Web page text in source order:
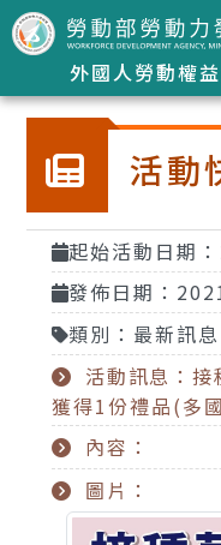
跳到主要內容區塊
外國人勞動權
活動
起始活動日期
發佈日期：
類別：最新訊息
活動訊息：
獲得1份禮品(多
內容：
圖片：